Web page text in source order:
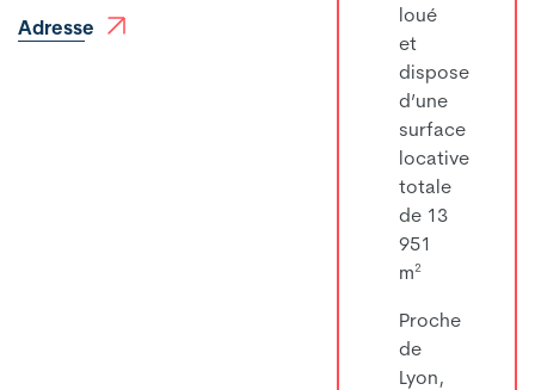
Adresse
loué
et
dispose
d’une
surface
locative
totale
de 13
951
m²
Proche
de
Lyon,